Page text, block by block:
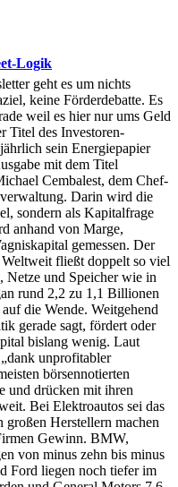
Logik
geht es um nichts
keine Förderdebatte. Es
weil es hier nur ums Geld
Titel des Investoren-
sein Energiepapier
mit dem Titel
Cembalest, dem Chef-
Darin wird die
sondern als Kapitalfrage
anhand von Marge,
gemessen. Der
fließt doppelt so viel
Netze und Speicher wie in
rund 2,2 zu 1,1 Billionen
die Wende. Weitgehend
gerade sagt, fördert oder
bislang wenig. Laut
unprofitabler
börsennotierten
und drücken mit ihren
Bei Elektroautos sei das
Herstellern machen
Gewinn. BMW,
von minus zehn bis minus
Ford liegen noch tiefer im